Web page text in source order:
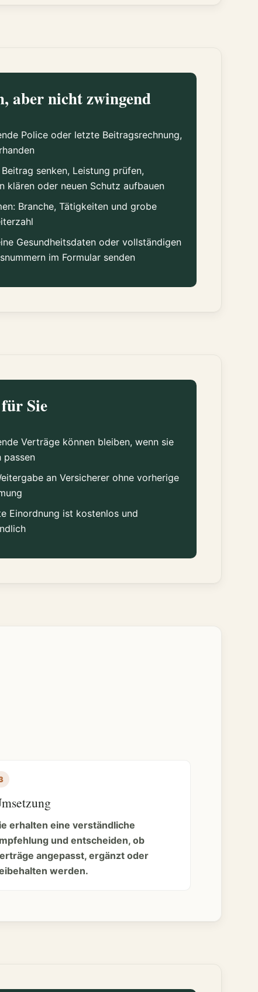
aber nicht zwingend
Police oder letzte Beitragsrechnung,
senken, Leistung prüfen,
klären oder neuen Schutz aufbauen
Branche, Tätigkeiten und grobe
Gesundheitsdaten oder vollständigen
im Formular senden
Sie
Verträge können bleiben, wenn sie
passen
an Versicherer ohne vorherige
Einordnung ist kostenlos und
erhalten eine verständliche
und entscheiden, ob
angepasst, ergänzt oder
werden.